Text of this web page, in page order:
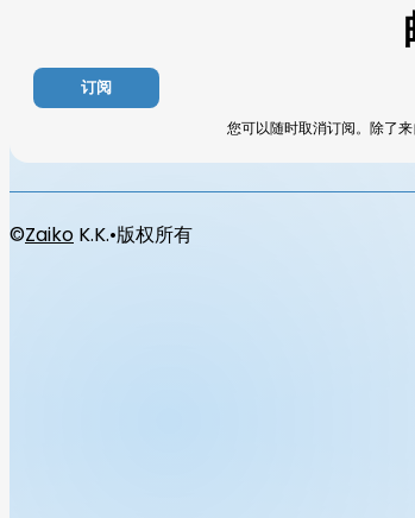
订阅
您可以随时取消订阅。除了来
©Zaiko K.K.•版权所有